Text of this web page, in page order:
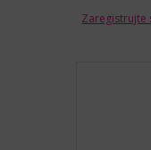
Zaregistrujte